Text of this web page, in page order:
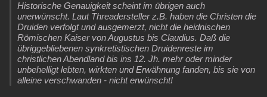
Historische Genauigkeit scheint im übrigen auch
unerwünscht. Laut Threadersteller z.B. haben die Christen die
Druiden verfolgt und ausgemerzt, nicht die heidnischen
Römischen Kaiser von Augustus bis Claudius. Daß die
übriggebliebenen synkretistischen Druidenreste im
christlichen Abendland bis ins 12. Jh. mehr oder minder
unbehelligt lebten, wirkten und Erwähnung fanden, bis sie von
alleine verschwanden - nicht erwünscht!